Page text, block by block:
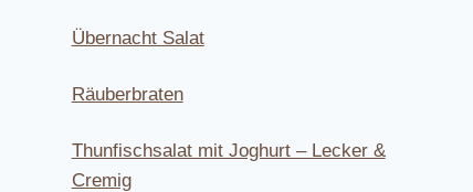
Übernacht Salat
Räuberbraten
Thunfischsalat mit Joghurt – Lecker &
Cremig